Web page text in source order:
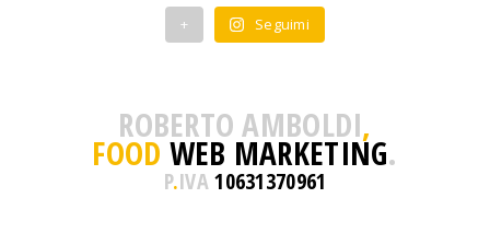
+ Seguimi
ROBERTO AMBOLDI,
FOOD WEB MARKETING.
P.IVA10631370961